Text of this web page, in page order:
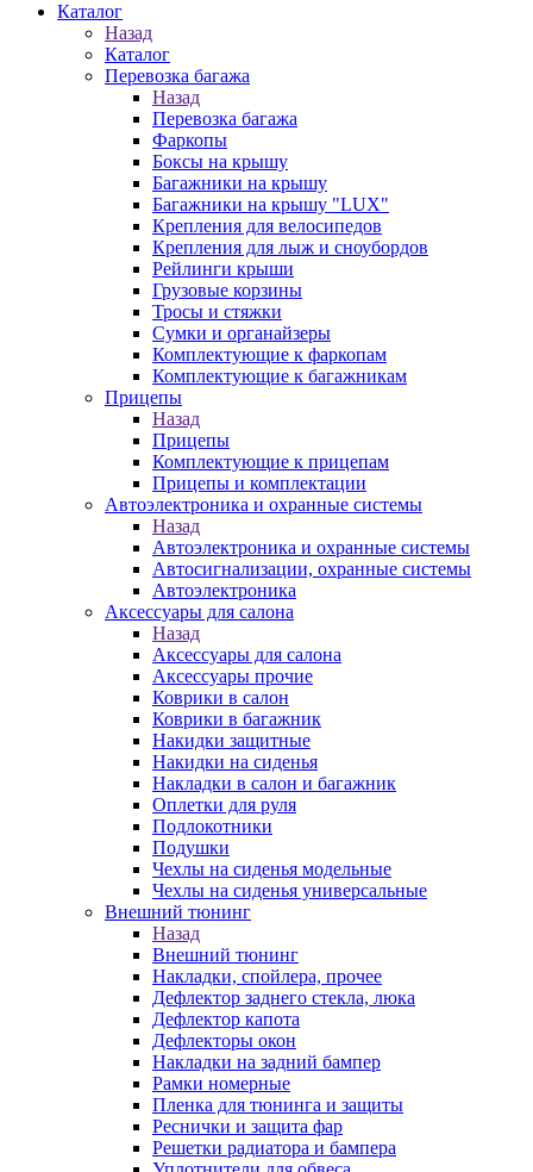
Каталог
Назад
Каталог
Перевозка багажа
Назад
Перевозка багажа
Фаркопы
Боксы на крышу
Багажники на крышу
Багажники на крышу "LUX"
Крепления для велосипедов
Крепления для лыж и сноубордов
Рейлинги крыши
Грузовые корзины
Тросы и стяжки
Сумки и органайзеры
Комплектующие к фаркопам
Комплектующие к багажникам
Прицепы
Назад
Прицепы
Комплектующие к прицепам
Прицепы и комплектации
Автоэлектроника и охранные системы
Назад
Автоэлектроника и охранные системы
Автосигнализации, охранные системы
Автоэлектроника
Аксессуары для салона
Назад
Аксессуары для салона
Аксессуары прочие
Коврики в салон
Коврики в багажник
Накидки защитные
Накидки на сиденья
Накладки в салон и багажник
Оплетки для руля
Подлокотники
Подушки
Чехлы на сиденья модельные
Чехлы на сиденья универсальные
Внешний тюнинг
Назад
Внешний тюнинг
Накладки, спойлера, прочее
Дефлектор заднего стекла, люка
Дефлектор капота
Дефлекторы окон
Накладки на задний бампер
Рамки номерные
Пленка для тюнинга и защиты
Реснички и защита фар
Решетки радиатора и бампера